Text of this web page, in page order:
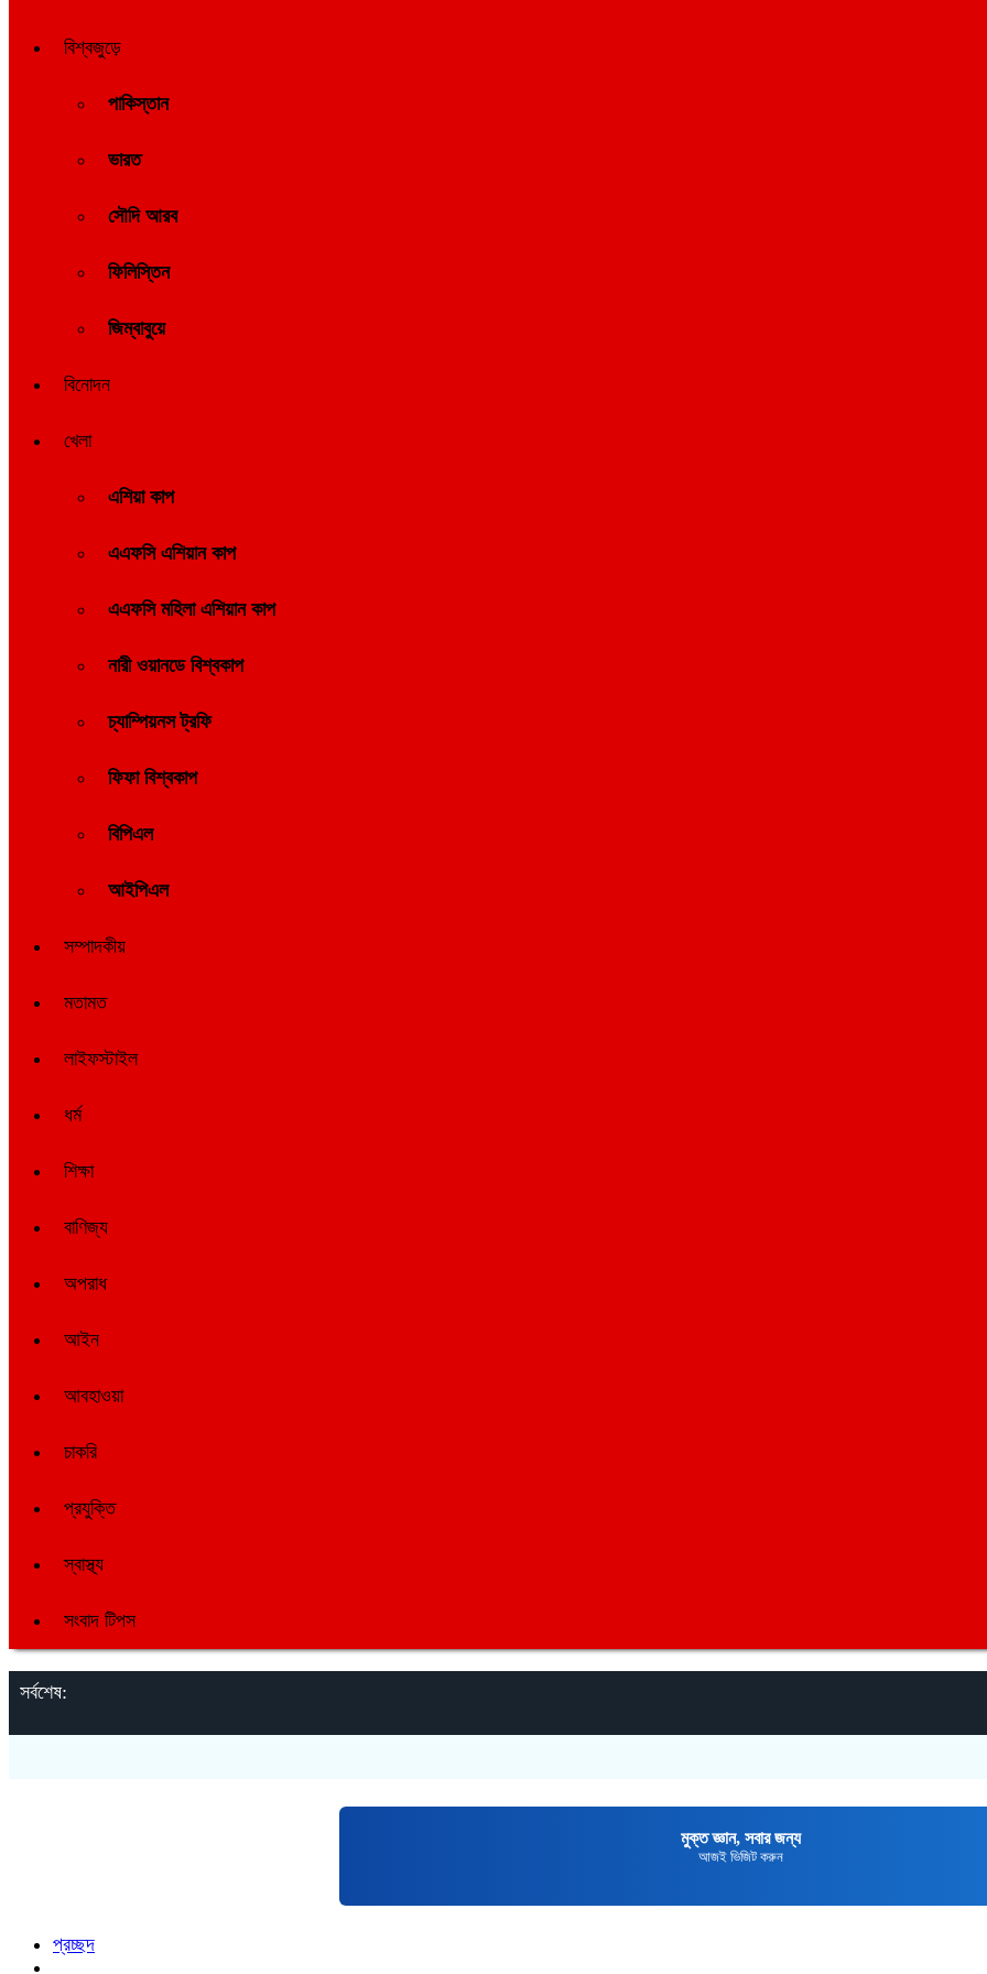
বিশ্বজুড়ে
পাকিস্তান
ভারত
সৌদি আরব
ফিলিস্তিন
জিম্বাবুয়ে
বিনোদন
খেলা
এশিয়া কাপ
এএফসি এশিয়ান কাপ
এএফসি মহিলা এশিয়ান কাপ
নারী ওয়ানডে বিশ্বকাপ
চ্যাম্পিয়নস ট্রফি
ফিফা বিশ্বকাপ
বিপিএল
আইপিএল
সম্পাদকীয়
মতামত
লাইফস্টাইল
ধর্ম
শিক্ষা
বাণিজ্য
অপরাধ
আইন
আবহাওয়া
চাকরি
প্রযুক্তি
স্বাস্থ্য
সংবাদ টিপস
সর্বশেষ:
মুক্তপিডিয়া
প্রচ্ছদ